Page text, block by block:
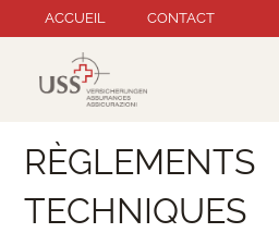
ACCUEIL CONTACT
RÈGLEMENTS
TECHNIQUES